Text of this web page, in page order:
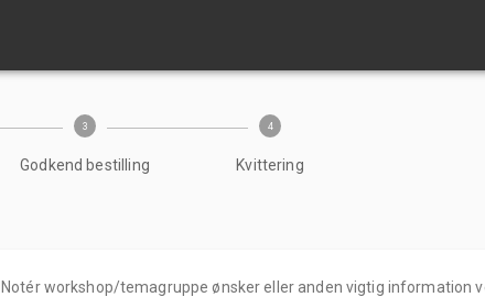
3
Godkend bestilling
4
Kvittering
Notér workshop/temagruppe ønsker eller anden vigtig information